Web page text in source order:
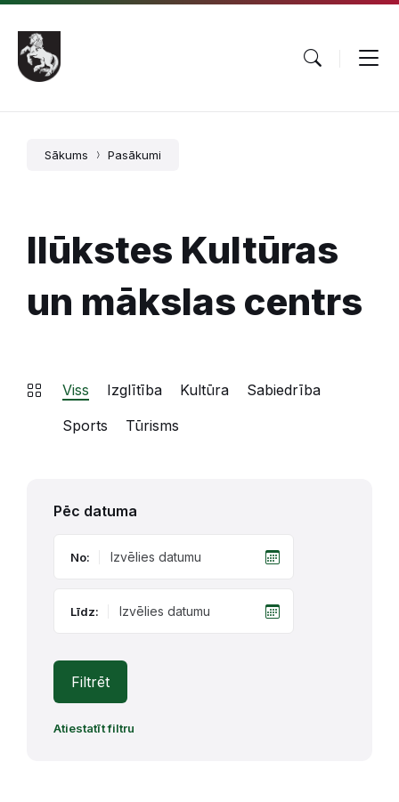
Pāriet
saturu
Skip
main
navigation
Skip
footer
Sākums Pasākumi
Ilūkstes Kultūras
un mākslas centrs
Viss Izglītība Kultūra
Sabiedrība
Sports
Tūrisms
Pēc datuma
No:
Līdz:
Filtrēt
Atiestatīt filtru